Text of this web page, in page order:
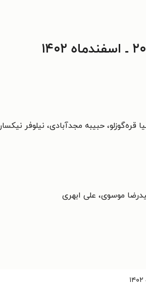
قره‌گوزلو، حبیبه مجدآبادی، نیلوفر نیکسار
موسوی، علی ابهری